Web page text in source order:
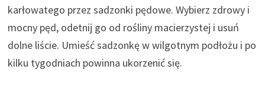
karłowatego przez sadzonki pędowe. Wybierz zdrowy i
mocny pęd, odetnij go od rośliny macierzystej i usuń
dolne liście. Umieść sadzonkę w wilgotnym podłożu i po
kilku tygodniach powinna ukorzenić się.